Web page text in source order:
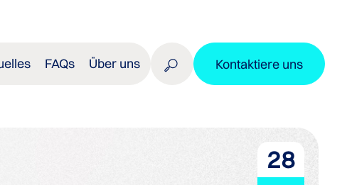
FAQs Über uns Kontaktiere uns
28